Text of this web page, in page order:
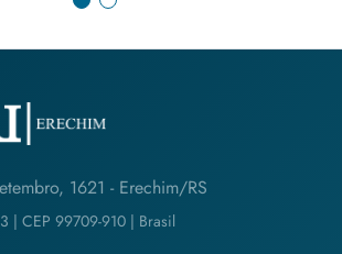
1621 - Erechim/RS
| CEP 99709-910 | Brasil